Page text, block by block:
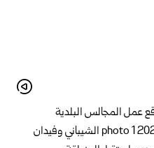
عمل المجالس البلدية